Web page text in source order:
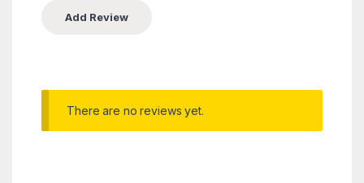
There are no reviews yet.